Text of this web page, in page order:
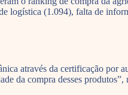
logística (1.094), falta de
através da certificação por
da compra desses produtos”,